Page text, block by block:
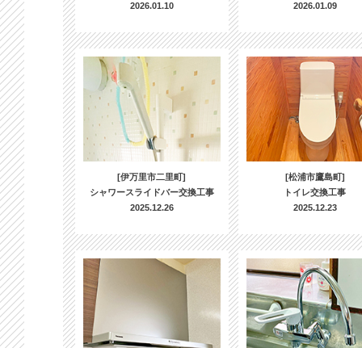
2026.01.10
2026.01.09
[伊万里市二里町]
シャワースライドバー交換工事
2025.12.26
[松浦市鷹島町]
トイレ交換工事
2025.12.23